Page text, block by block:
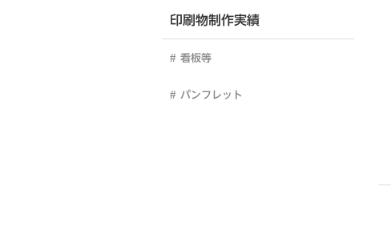
印刷物制作実績
看板等
パンフレット